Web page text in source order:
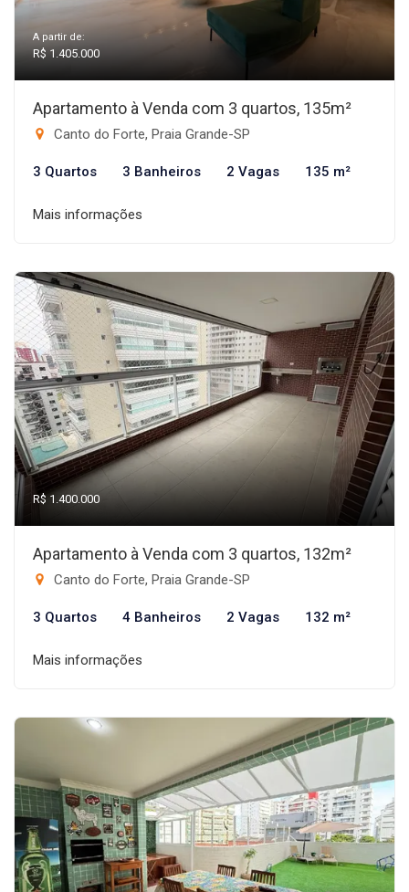
A partir de:
R$ 1.405.000
Apartamento à Venda com 3 quartos, 135m²
Canto do Forte, Praia Grande-SP
3 Quartos 3 Banheiros 2 Vagas 135 m²
Mais informações
R$ 1.400.000
Apartamento à Venda com 3 quartos, 132m²
Canto do Forte, Praia Grande-SP
3 Quartos 4 Banheiros 2 Vagas 132 m²
Mais informações